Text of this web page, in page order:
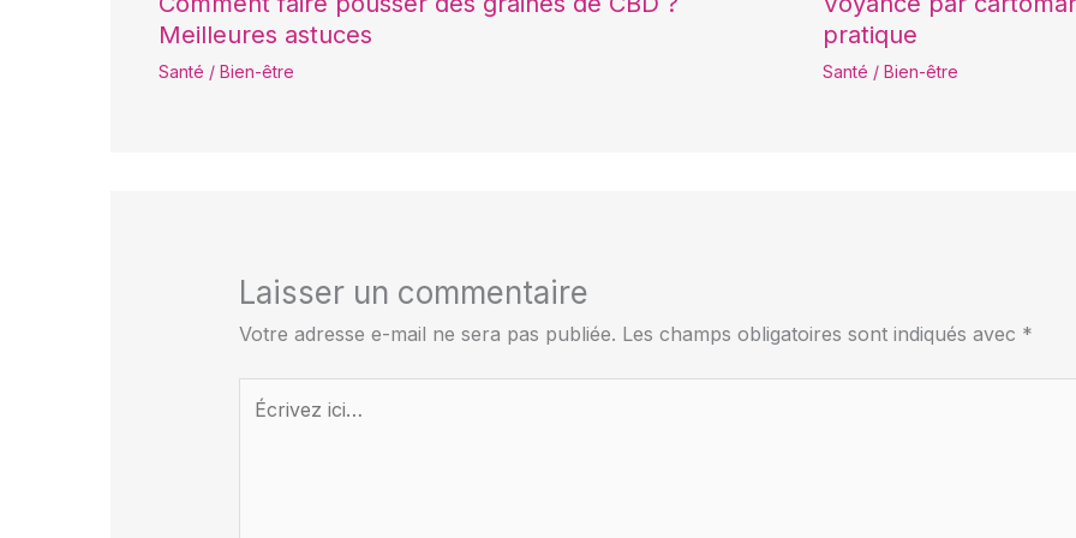
Meilleures astuces
Santé / Bien-être
pratique
Santé / Bien-être
Laisser un commentaire
Votre adresse e-mail ne sera pas publiée. Les champs obligatoires sont indiqués avec *
Écrivez
ici…